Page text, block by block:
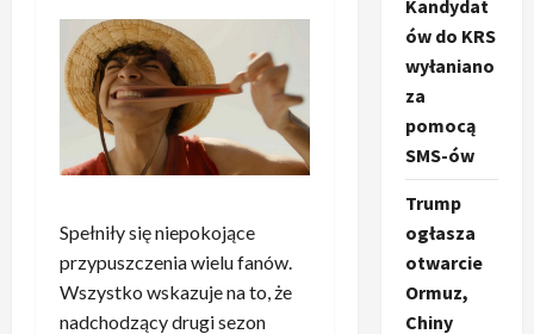
Spełniły się niepokojące
przypuszczenia wielu fanów.
Wszystko wskazuje na to, że
nadchodzący drugi sezon
Kandydat
ów do KRS
wyłaniano
za
pomocą
SMS-ów
Trump
ogłasza
otwarcie
Ormuz,
Chiny